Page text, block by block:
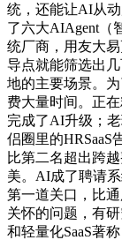
统，还能让AI从
了六大AIAgent（
统厂商，用友大
导点就能筛选出
地的主要场景。
费大量时间。正
完成了AI升级；
侣圈里的
比第二名超出跨
美。AI成了聘请
第一道关口，比
关怀的问题，有
和轻量化SaaS著